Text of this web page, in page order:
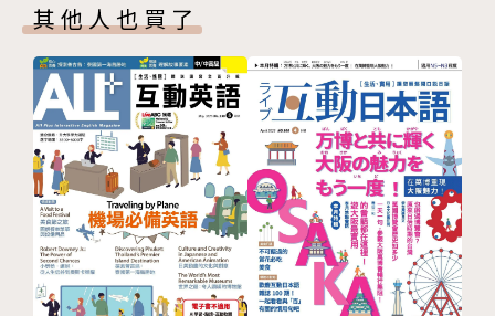
Up and Running
熱門強片：蜘蛛人：無家日Spider-Man:No Way Ho
me
熱情狂放的西班牙之舞 佛朗明哥The Spanish Rhyth
m：Richard Quest Dips His Toes into Flamenco
Dancing
讓罪犯無所遁形的破案功臣 鑑識素描師Sketching Cri
me：The Art of Catching Dangerous Criminals wi
th Drawings
聽懂CNN是很多學習英語的朋友可望不可及的目標，
也是國內許多大專院校教授指定的英語訓練教材，更是
國人練習英語聽力的最佳選擇，想學好英語，最重要的
就是環境，有好的語言學習環境才能快速吸收，《CN
N互動英語》讓讀者不用出國也能體驗最優質的學習環
境，用流利英語掌握世界脈動。
其他人也買了